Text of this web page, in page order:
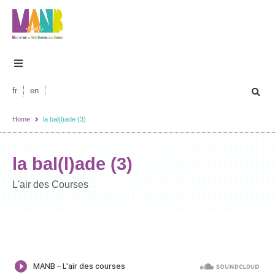
fr en
Home la bal(l)ade (3)
la bal(l)ade (3)
L'air des Courses